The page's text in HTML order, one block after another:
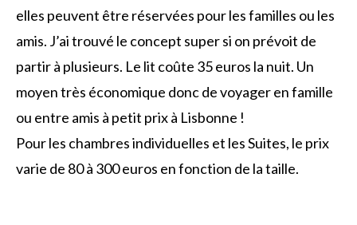
elles peuvent être réservées pour les familles ou les
amis. J’ai trouvé le concept super si on prévoit de
partir à plusieurs. Le lit coûte 35 euros la nuit. Un
moyen très économique donc de voyager en famille
ou entre amis à petit prix à Lisbonne !
Pour les chambres individuelles et les Suites, le prix
varie de 80 à 300 euros en fonction de la taille.